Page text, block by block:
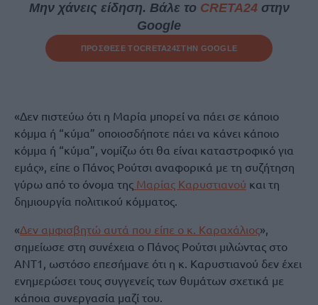
Μην χάνεις είδηση. Βάλε το CRETA24στην
Google
ΠΡΟΣΘΕΣΕ ΤΟCRETA24ΣΤΗΝ GOOGLE
«Δεν πιστεύω ότι η Μαρία μπορεί να πάει σε κάποιο
κόμμα ή “κύμα” οποιοσδήποτε πάει να κάνει κάποιο
κόμμα ή “κύμα”, νομίζω ότι θα είναι καταστροφικό για
εμάς», είπε ο Πάνος Ρούτσι αναφορικά με τη συζήτηση
γύρω από το όνομα της Μαρίας Καρυστιανού και τη
δημιουργία πολιτικού κόμματος.
«Δεν αμφισβητώ αυτά που είπε ο κ. Καραχάλιος»,
σημείωσε στη συνέχεια ο Πάνος Ρούτσι μιλώντας στο
ΑΝΤ1, ωστόσο επεσήμανε ότι η κ. Καρυστιανού δεν έχει
ενημερώσει τους συγγενείς των θυμάτων σχετικά με
κάποια συνεργασία μαζί του.